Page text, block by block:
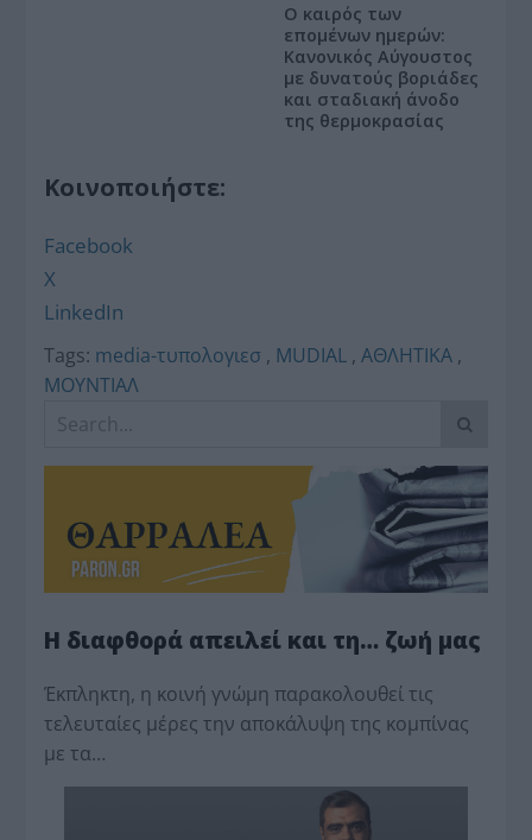
Ο καιρός των
επομένων ημερών:
Κανονικός Αύγουστος
με δυνατούς βοριάδες
και σταδιακή άνοδο
της θερμοκρασίας
Κοινοποιήστε:
Facebook
X
LinkedIn
Tags: media-τυπολογιεσ , MUDIAL ,ΑΘΛΗΤΙΚΑ ,
ΜΟΥΝΤΙΑΛ
Η διαφθορά απειλεί και τη… ζωή μας
Έκπληκτη, η κοινή γνώμη παρακολουθεί τις
τελευταίες μέρες την αποκάλυψη της κο­μπίνας
με τα…